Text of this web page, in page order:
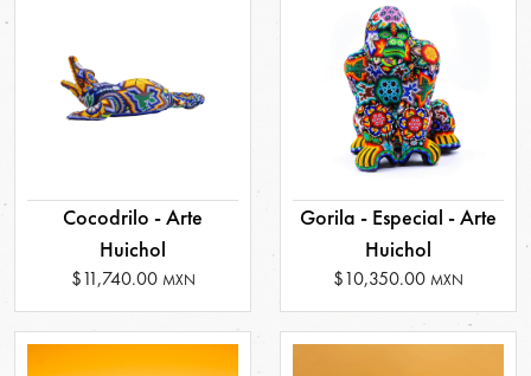
Cocodrilo - Arte
Huichol
$11,740.00 MXN
Gorila - Especial - Arte
Huichol
$10,350.00 MXN